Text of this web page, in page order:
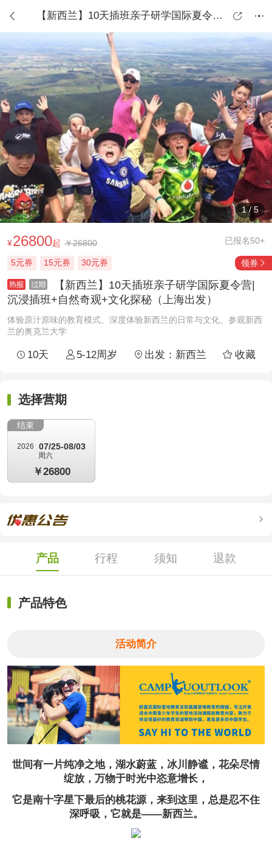
 【新西兰】10天插班亲子研学国际夏令营|沉浸插班+自然奇观+文化探秘（上海出发）  
1/5
¥26800起 ￥26800 已报名50+
5元券 15元券 30元券 领券 
沉浸插班+自然奇观+文化探秘（上海出发）
体验原汁原味的教育模式、深度体验新西兰的日常与文化、参观新西
兰的奥克兰大学
 10天  5-12周岁  出发：新西兰  收藏
选择营期
结束
2026 07/25-08/03
周六
￥26800

产品 行程 须知 退款
产品特色
活动简介
世间有一片纯净之地，湖水蔚蓝，冰川静谧，花朵尽情
绽放，万物于时光中恣意增长，
它是南十字星下最后的桃花源，来到这里，总是忍不住
深呼吸，它就是——新西兰。